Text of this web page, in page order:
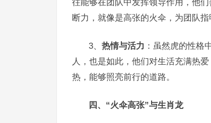
往能够在团队中发挥领导作用，他
断力，就像是高张的火伞，为团队指
3、 热情与活力 ：虽然虎的性格
人，也是如此，他们对生活充满热
热，能够照亮前行的道路。
四、“火伞高张”与生肖龙